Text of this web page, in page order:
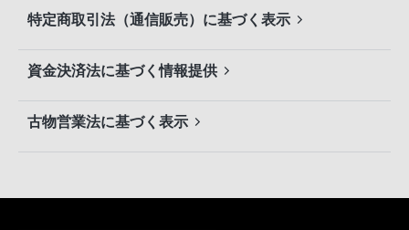
特定商取引法（通信販売）に基づく表示
資金決済法に基づく情報提供
古物営業法に基づく表示